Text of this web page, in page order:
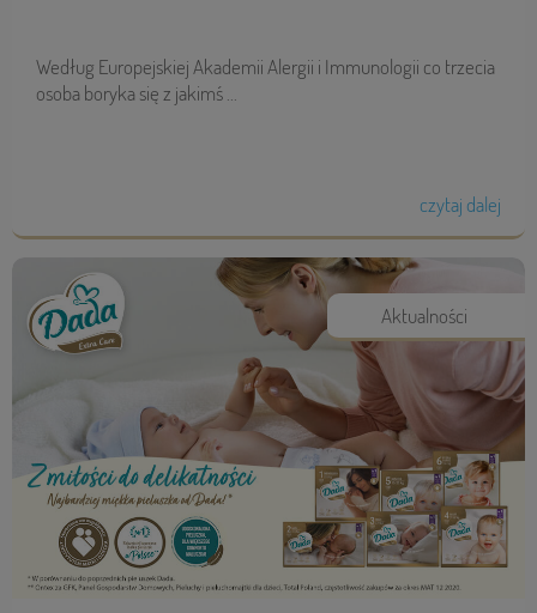
Według Europejskiej Akademii Alergii i Immunologii co trzecia
osoba boryka się z jakimś ...
czytaj dalej
Aktualności